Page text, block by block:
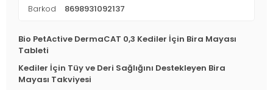
Barkod 8698931092137
Bio PetActive DermaCAT 0,3 Kediler İçin Bira Mayası
Tableti
Kediler İçin Tüy ve Deri Sağlığını Destekleyen Bira
Mayası Takviyesi